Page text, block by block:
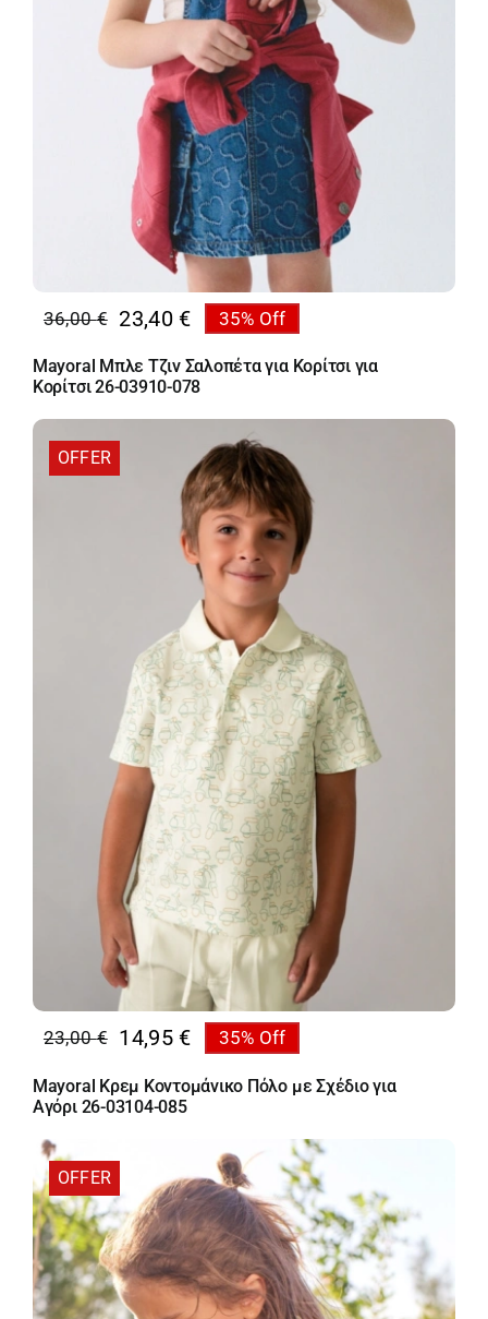
36,00€
Original
price
was:
23,40 €
Η
τρέχουσα
τιμή
23,40 €.
35% Off
Mayoral Μπλε Τζιν Σαλοπέτα για Κορίτσι για
Κορίτσι 26-03910-078
OFFER
23,00€
Original
price
was:
14,95 €
Η
τρέχουσα
τιμή
14,95 €.
35% Off
Mayoral Κρεμ Κοντομάνικο Πόλο με Σχέδιο για
Αγόρι 26-03104-085
OFFER